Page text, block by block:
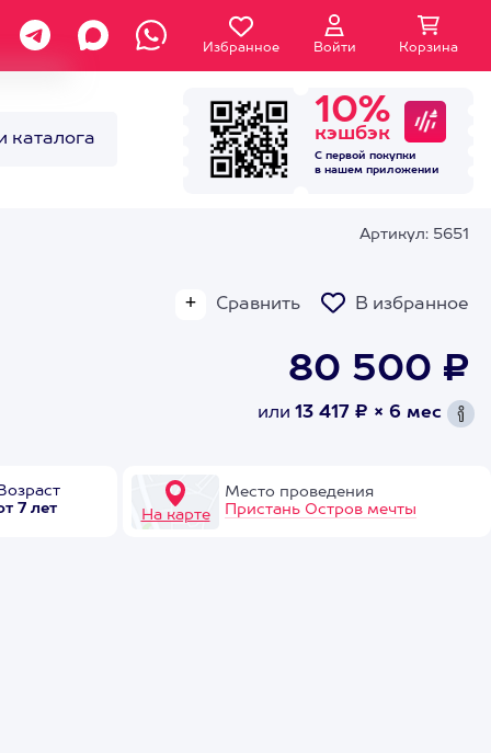
Избранное Войти Корзина
каталога
10%
кэшбэк
С первой покупки
в нашем приложении
Артикул: 5651
Сравнить В избранное
80 500 ₽
или 13 417 ₽ × 6 мес
7 лет
На карте
Место проведения
Пристань Остров мечты